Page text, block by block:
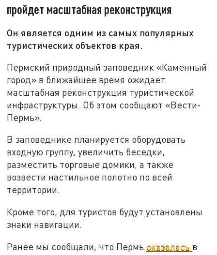
пройдет масштабная реконструкция
Он является одним из самых популярных
туристических объектов края.
Пермский природный заповедник «Каменный
город» в ближайшее время ожидает
масштабная реконструкция туристической
инфраструктуры. Об этом сообщают «Вести-
Пермь».
В заповеднике планируется оборудовать
входную группу, увеличить беседки,
разместить торговые домики, а также
возвести настильное полотно по всей
территории.
Кроме того, для туристов будут установлены
знаки навигации.
Ранее мы сообщали, что Пермь оказалась в